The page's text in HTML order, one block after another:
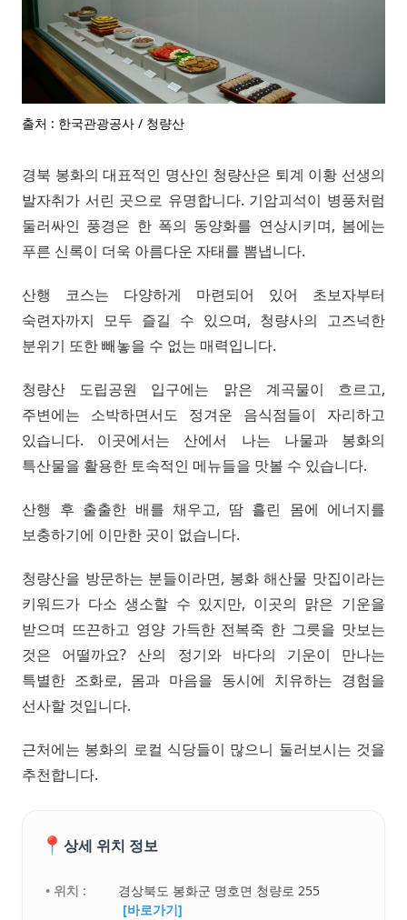
출처 : 한국관광공사 / 청량산
경북 봉화의 대표적인 명산인 청량산은 퇴계 이황 선생의
발자취가 서린 곳으로 유명합니다. 기암괴석이 병풍처럼
둘러싸인 풍경은 한 폭의 동양화를 연상시키며, 봄에는
푸른 신록이 더욱 아름다운 자태를 뽐냅니다.
산행 코스는 다양하게 마련되어 있어 초보자부터
숙련자까지 모두 즐길 수 있으며, 청량사의 고즈넉한
분위기 또한 빼놓을 수 없는 매력입니다.
청량산 도립공원 입구에는 맑은 계곡물이 흐르고,
주변에는 소박하면서도 정겨운 음식점들이 자리하고
있습니다. 이곳에서는 산에서 나는 나물과 봉화의
특산물을 활용한 토속적인 메뉴들을 맛볼 수 있습니다.
산행 후 출출한 배를 채우고, 땀 흘린 몸에 에너지를
보충하기에 이만한 곳이 없습니다.
청량산을 방문하는 분들이라면, 봉화 해산물 맛집이라는
키워드가 다소 생소할 수 있지만, 이곳의 맑은 기운을
받으며 뜨끈하고 영양 가득한 전복죽 한 그릇을 맛보는
것은 어떨까요? 산의 정기와 바다의 기운이 만나는
특별한 조화로, 몸과 마음을 동시에 치유하는 경험을
선사할 것입니다.
근처에는 봉화의 로컬 식당들이 많으니 둘러보시는 것을
추천합니다.
📍 상세 위치 정보
• 위치 :
경상북도 봉화군 명호면 청량로 255
[바로가기]